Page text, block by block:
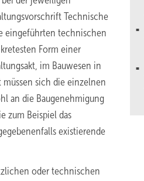
Technische
eingeführten technischen
Form einer
im Bauwesen in
müssen sich die einzelnen
an die Baugenehmigung
zum Beispiel das
existierende
oder technischen